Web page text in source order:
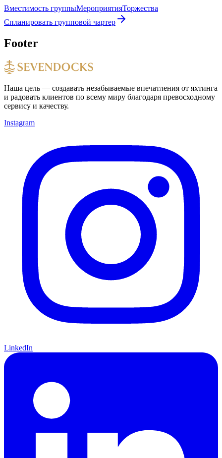
Вместимость группыМероприятияТоржества
Спланировать групповой чартер
Footer
Наша цель — создавать незабываемые впечатления от яхтинга
и радовать клиентов по всему миру благодаря превосходному
сервису и качеству.
Instagram
LinkedIn